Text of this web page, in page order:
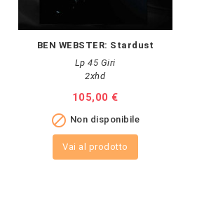
BEN WEBSTER: Stardust
Lp 45 Giri
2xhd
Prezzo
105,00 €
 Non disponibile
Vai al prodotto